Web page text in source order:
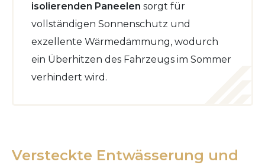
isolierenden Paneelen sorgt für
vollständigen Sonnenschutz und
exzellente Wärmedämmung, wodurch
ein Überhitzen des Fahrzeugs im Sommer
verhindert wird.
Versteckte Entwässerung und